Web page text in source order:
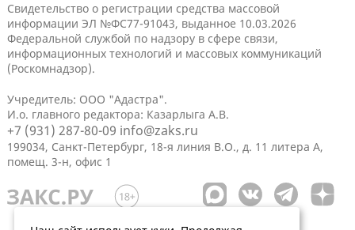
Свидетельство о регистрации средства массовой
информации ЭЛ №ФС77-91043, выданное 10.03.2026
Федеральной службой по надзору в сфере связи,
информационных технологий и массовых коммуникаций
(Роскомнадзор).
Учредитель: ООО "Адастра".
И.о. главного редактора: Казарлыга А.В.
+7 (931) 287-80-09 info@zaks.ru
199034, Санкт-Петербург, 18-я линия В.О., д. 11 литера А,
помещ. 3-н, офис 1